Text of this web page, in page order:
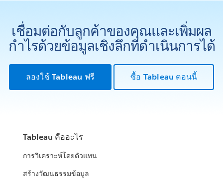
เชื่อมต่อกับลูกค้าของคุณและเพิ่มผล
กำไรด้วยข้อมูลเชิงลึกที่ดำเนินการได้
ลองใช้ Tableau ฟรี ซื้อ Tableau ตอนนี้
Tableau คืออะไร
การวิเคราะห์โดยตัวแทน
สร้างวัฒนธรรมข้อมูล